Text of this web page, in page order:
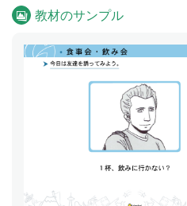
教材のサンプル